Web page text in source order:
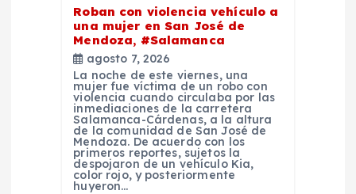
Roban con violencia vehículo a
una mujer en San José de
Mendoza, #Salamanca
agosto 7, 2026
La noche de este viernes, una
mujer fue víctima de un robo con
violencia cuando circulaba por las
inmediaciones de la carretera
Salamanca-Cárdenas, a la altura
de la comunidad de San José de
Mendoza. De acuerdo con los
primeros reportes, sujetos la
despojaron de un vehículo Kia,
color rojo, y posteriormente
huyeron…